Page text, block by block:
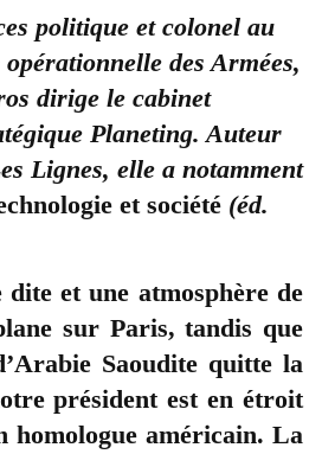
politique et colonel au
des Armées,
dirige le cabinet
Planeting. Auteur
Lignes, elle a notamment
et société (éd.
dite et une atmosphère de
sur Paris, tandis que
Saoudite quitte la
président est en étroit
homologue américain. La